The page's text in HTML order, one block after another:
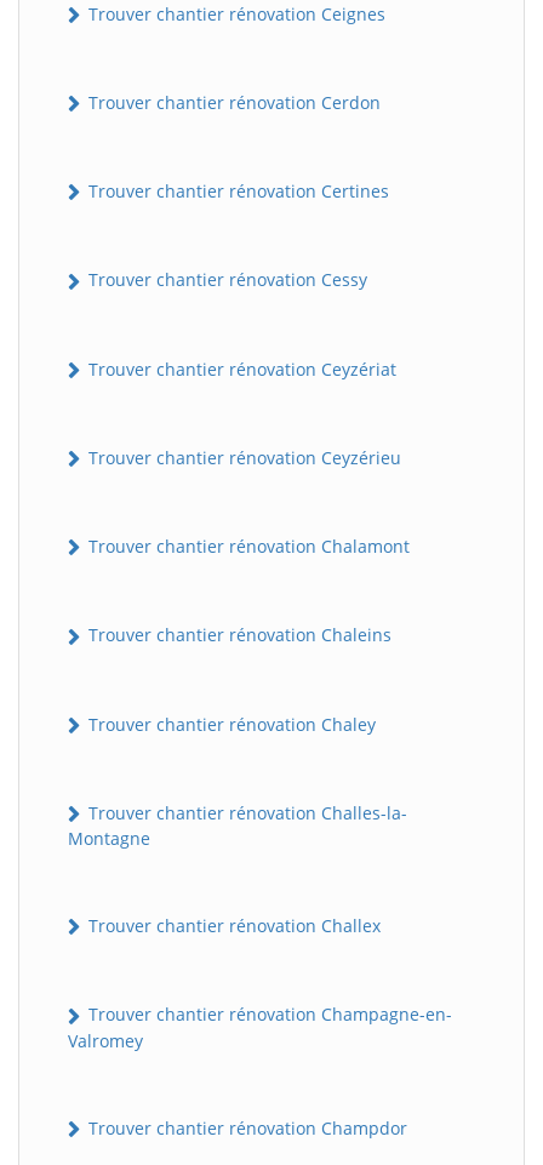
Trouver chantier rénovation Ceignes
Trouver chantier rénovation Cerdon
Trouver chantier rénovation Certines
Trouver chantier rénovation Cessy
Trouver chantier rénovation Ceyzériat
Trouver chantier rénovation Ceyzérieu
Trouver chantier rénovation Chalamont
Trouver chantier rénovation Chaleins
Trouver chantier rénovation Chaley
Trouver chantier rénovation Challes-la-
Montagne
Trouver chantier rénovation Challex
Trouver chantier rénovation Champagne-en-
Valromey
Trouver chantier rénovation Champdor